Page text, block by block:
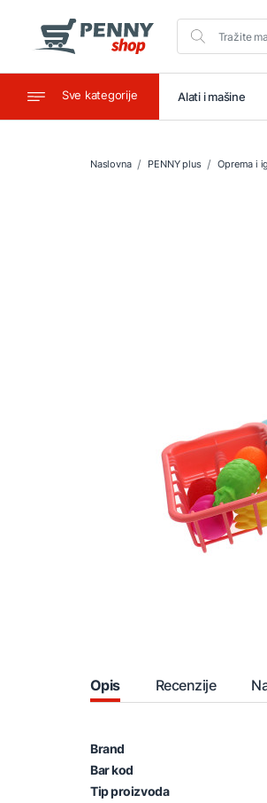
Sve kategorije
Ugostiteljstvo Alati i mašine
Naslovna PENNY plus Oprema i
Opis Recenzije
Brand
Bar kod
Tip proizvoda